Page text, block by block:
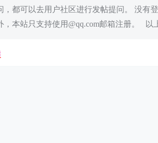
，都可以去用户社区进行发帖提问。 没有
，本站只支持使用@qq.com邮箱注册。 以